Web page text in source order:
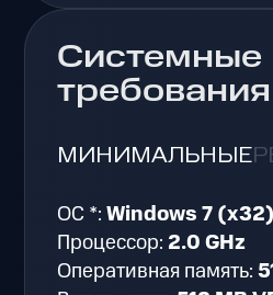
Системные
требования
МИНИМАЛЬНЫЕ
ОС *:Windows 7 (x32)
Процессор: 2.0 GHz
Оперативная память: